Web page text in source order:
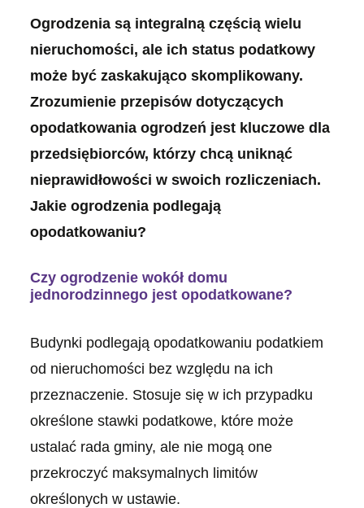
Ogrodzenia są integralną częścią wielu
nieruchomości, ale ich status podatkowy
może być zaskakująco skomplikowany.
Zrozumienie przepisów dotyczących
opodatkowania ogrodzeń jest kluczowe dla
przedsiębiorców, którzy chcą uniknąć
nieprawidłowości w swoich rozliczeniach.
Jakie ogrodzenia podlegają
opodatkowaniu?
Czy ogrodzenie wokół domu
jednorodzinnego jest opodatkowane?
Budynki podlegają opodatkowaniu podatkiem
od nieruchomości bez względu na ich
przeznaczenie. Stosuje się w ich przypadku
określone stawki podatkowe, które może
ustalać rada gminy, ale nie mogą one
przekroczyć maksymalnych limitów
określonych w ustawie.